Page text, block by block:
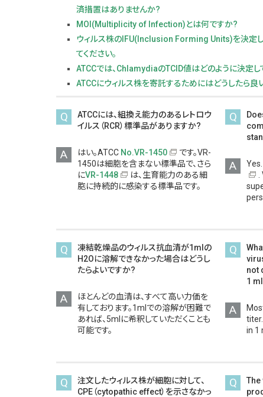
済措置はありませんか?
MOI(Multiplicity of Infection)とは何ですか?
ウィルス株のIFU(Inclusion Forming Units)を決定し
てください。
ATCCでは、ChlamydiaのTCID値はどのように決定し
ATCCにウィルス株を寄託するためにはどうしたら良
Q
ATCCには、組換え能力のあるレトロウ
イルス（RCR）標準品がありますか?
A はい。ATCC No.VR-1450
です。VR-
1450は細胞を含まない標準品で、さら
にVR-1448
は、生育能力のある細
胞に持続的に感染する標準品です。
Q
A
Q
凍結乾燥品のウィルス抗血清が1mlの
H2Oに溶解できなかった場合はどうし
たらよいですか?
A
ほとんどの血清は、すべて高い力価を
有しております。1mlでの溶解が困難で
あれば、5mlに希釈していただくことも
可能です。
Q
not
1
A
in 1
Q
注文したウィルス株が細胞に対して、
CPE（cytopathic effect）を示さなかっ
Q